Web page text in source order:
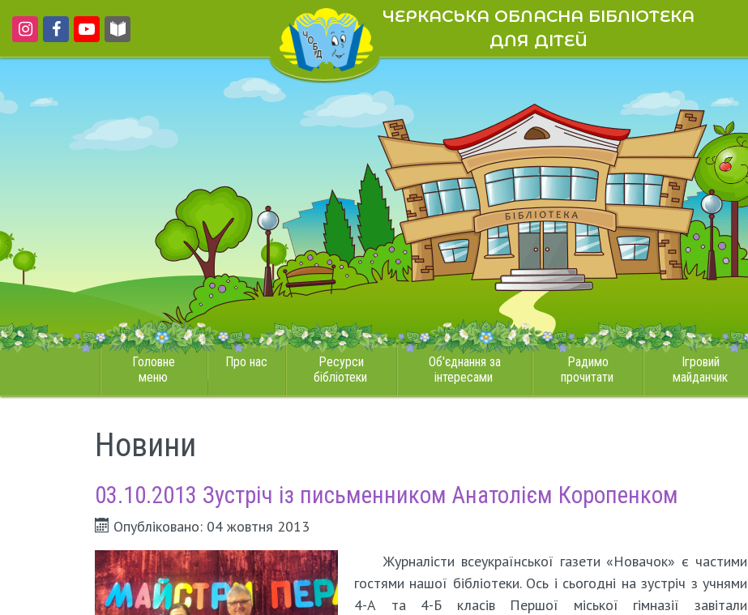
ЧЕРКАСЬКА ОБЛАСНА БІБЛІОТЕКА
ДЛЯ ДІТЕЙ
Головне
меню
Про нас
Ресурси
бібліотеки
Об'єднання за
інтересами
Радимо
прочитати
Ігровий
майданчик
Новини
03.10.2013 Зустріч із письменником Анатолієм Коропенком
Опубліковано: 04 жовтня 2013
Журналісти всеукраїнської газети «Новачок» є частими
гостями нашої бібліотеки. Ось і сьогодні на зустріч з учнями
4-А та 4-Б класів Першої міської гімназії завітали